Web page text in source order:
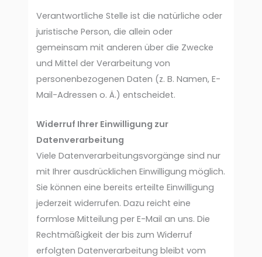
Verantwortliche Stelle ist die natürliche oder
juristische Person, die allein oder
gemeinsam mit anderen über die Zwecke
und Mittel der Verarbeitung von
personenbezogenen Daten (z. B. Namen, E-
Mail-Adressen o. Ä.) entscheidet.
Widerruf Ihrer Einwilligung zur
Datenverarbeitung
Viele Datenverarbeitungsvorgänge sind nur
mit Ihrer ausdrücklichen Einwilligung möglich.
Sie können eine bereits erteilte Einwilligung
jederzeit widerrufen. Dazu reicht eine
formlose Mitteilung per E-Mail an uns. Die
Rechtmäßigkeit der bis zum Widerruf
erfolgten Datenverarbeitung bleibt vom